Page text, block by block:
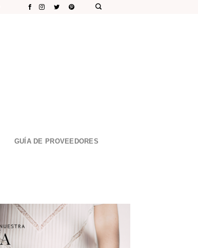
GUÍA DE PROVEEDORES